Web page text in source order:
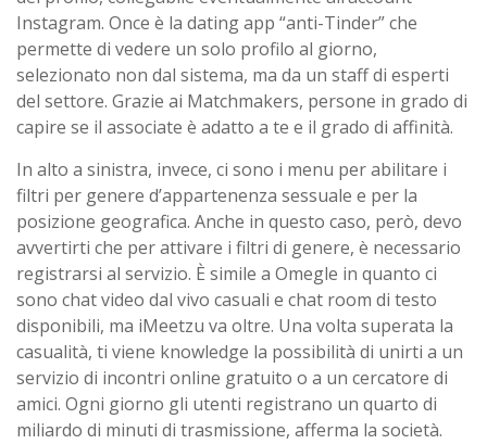
Instagram. Once è la dating app “anti-Tinder” che
permette di vedere un solo profilo al giorno,
selezionato non dal sistema, ma da un staff di esperti
del settore. Grazie ai Matchmakers, persone in grado di
capire se il associate è adatto a te e il grado di affinità.
In alto a sinistra, invece, ci sono i menu per abilitare i
filtri per genere d’appartenenza sessuale e per la
posizione geografica. Anche in questo caso, però, devo
avvertirti che per attivare i filtri di genere, è necessario
registrarsi al servizio. È simile a Omegle in quanto ci
sono chat video dal vivo casuali e chat room di testo
disponibili, ma iMeetzu va oltre. Una volta superata la
casualità, ti viene knowledge la possibilità di unirti a un
servizio di incontri online gratuito o a un cercatore di
amici. Ogni giorno gli utenti registrano un quarto di
miliardo di minuti di trasmissione, afferma la società.